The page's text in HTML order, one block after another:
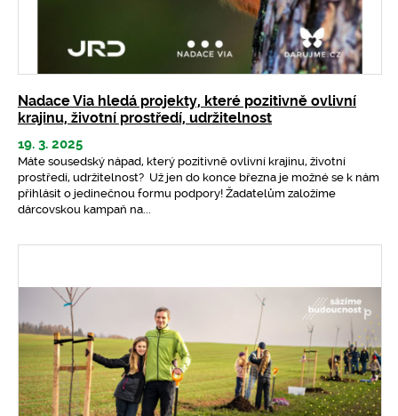
Nadace Via hledá projekty, které pozitivně ovlivní
krajinu, životní prostředí, udržitelnost
19. 3. 2025
Máte sousedský nápad, který pozitivně ovlivní krajinu, životní
prostředí, udržitelnost? Už jen do konce března je možné se k nám
přihlásit o jedinečnou formu podpory! Žadatelům založíme
dárcovskou kampaň na...